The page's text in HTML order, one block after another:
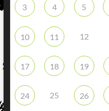
3 4 5
10 11 12
17 18 19
24 25 26